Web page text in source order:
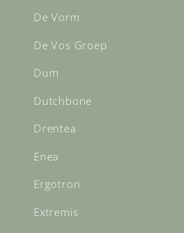
De Vorm
De Vos Groep
Dum
Dutchbone
Drentea
Enea
Ergotron
Extremis